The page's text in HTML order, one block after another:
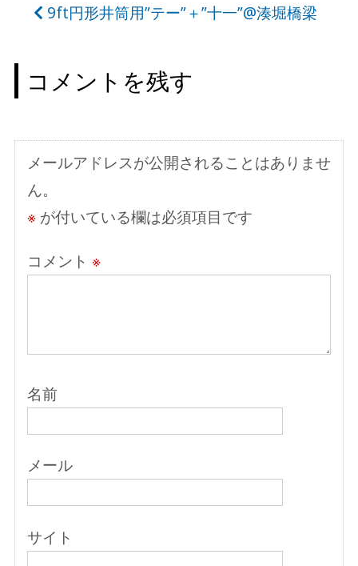
ナ
ビ
ゲ
シ
ョ
ン
9ft円形井筒用”テー”＋”十一”@湊堀橋梁
コメントを残す
メールアドレスが公開されることはありませ
ん。
※が付いている欄は必須項目です
コメント ※
名前
メール
サイト